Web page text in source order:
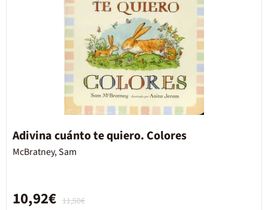
Adivina cuánto te quiero. Colores
McBratney, Sam
11,50€
10,92€